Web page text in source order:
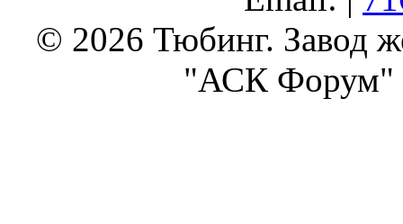
© 2026 Тюбинг. Завод
"АСК Форум"